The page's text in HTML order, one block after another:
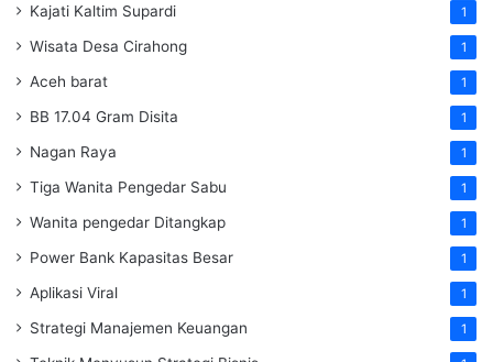
Kajati Kaltim Supardi 1
Wisata Desa Cirahong 1
Aceh barat 1
BB 17.04 Gram Disita 1
Nagan Raya 1
Tiga Wanita Pengedar Sabu 1
Wanita pengedar Ditangkap 1
Power Bank Kapasitas Besar 1
Aplikasi Viral 1
Strategi Manajemen Keuangan 1